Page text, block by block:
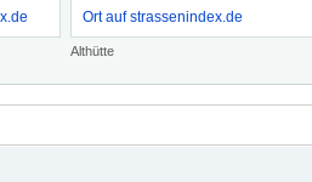
Ort auf strassenindex.de
Althütte